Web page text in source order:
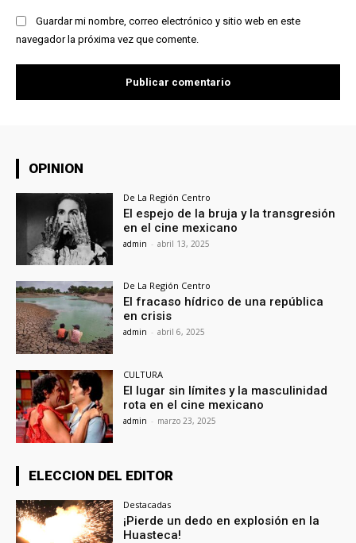
Guardar mi nombre, correo electrónico y sitio web en este
navegador la próxima vez que comente.
OPINION
De La Región Centro
El espejo de la bruja y la transgresión
en el cine mexicano
admin - abril 13, 2025
De La Región Centro
El fracaso hídrico de una república
en crisis
admin - abril 6, 2025
CULTURA
El lugar sin límites y la masculinidad
rota en el cine mexicano
admin - marzo 23, 2025
ELECCION DEL EDITOR
Destacadas
¡Pierde un dedo en explosión en la
Huasteca!